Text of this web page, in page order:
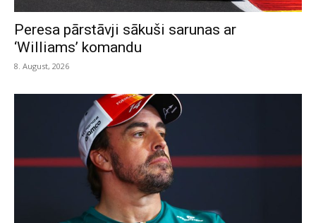
Peresa pārstāvji sākuši sarunas ar
‘Williams’ komandu
8. August, 2026